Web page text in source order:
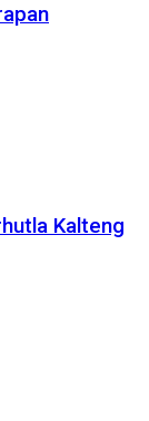
Kalteng